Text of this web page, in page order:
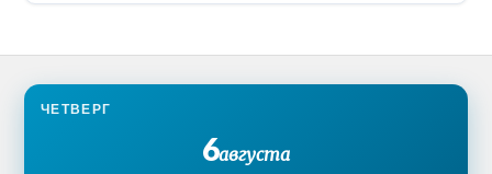
ЧЕТВЕРГ
6августа